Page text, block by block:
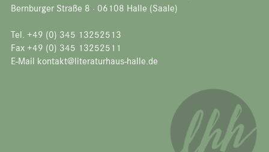
Bernburger Straße 8 · 06108 Halle (Saale)
Tel. +49 (0) 345 13252513
Fax +49 (0) 345 13252511
E-Mail kontakt@literaturhaus-halle.de